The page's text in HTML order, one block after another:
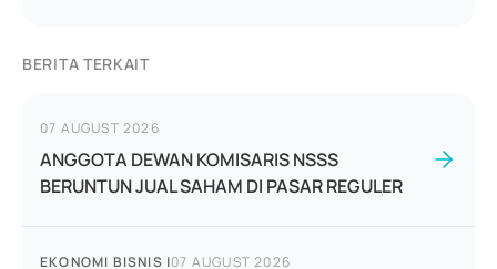
BERITA TERKAIT
07 AUGUST 2026
ANGGOTA DEWAN KOMISARIS NSSS
BERUNTUN JUAL SAHAM DI PASAR REGULER
EKONOMI BISNIS |07 AUGUST 2026